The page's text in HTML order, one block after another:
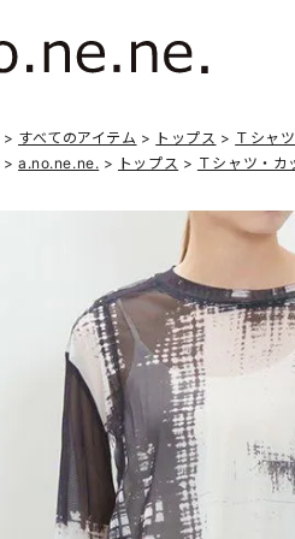
すべてのアイテム トップス
Ｔシャ
a.no.ne.ne. トップス Ｔシャツ・カ